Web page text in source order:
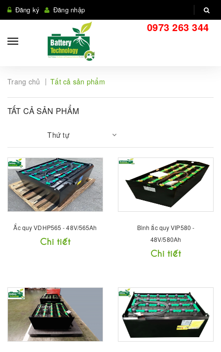
Đăng ký Đăng nhập
0973 263 344
Trang chủ | Tất cả sản phẩm
TẤT CẢ SẢN PHẨM
Thứ tự
Ắc quy VDHP565 - 48V/565Ah
Chi tiết
Bình ắc quy VIP580 -
48V/580Ah
Chi tiết